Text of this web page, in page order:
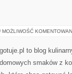
MOŻLIWOŚĆ
to blog
smaków z